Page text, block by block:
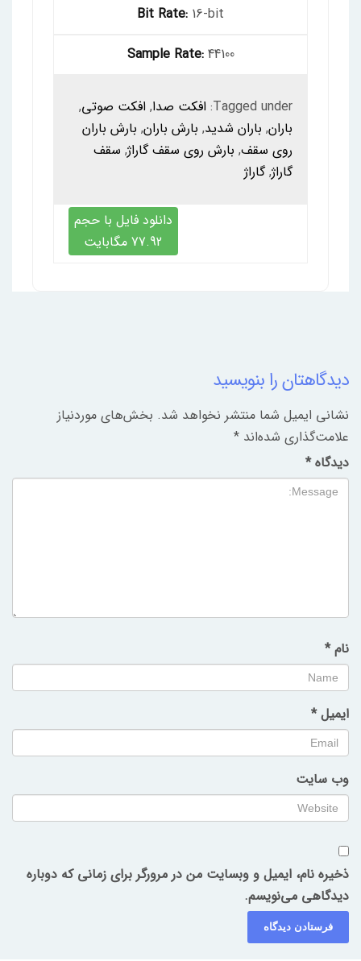
Bit Rate: 16-bit
Sample Rate: 44100
Tagged under: افکت صدا, افکت صوتی,
باران, باران شدید, بارش باران, بارش باران
روی سقف, بارش روی سقف گاراژ, سقف
گاراژ,گاراژ
دانلود فایل با حجم
77.92 مگابایت
دیدگاهتان را بنویسید
نشانی ایمیل شما منتشر نخواهد شد. بخش‌های موردنیاز
علامت‌گذاری شده‌اند *
دیدگاه*
نام*
ایمیل*
وب‌ سایت
ذخیره نام، ایمیل و وبسایت من در مرورگر برای زمانی که دوباره
دیدگاهی می‌نویسم.